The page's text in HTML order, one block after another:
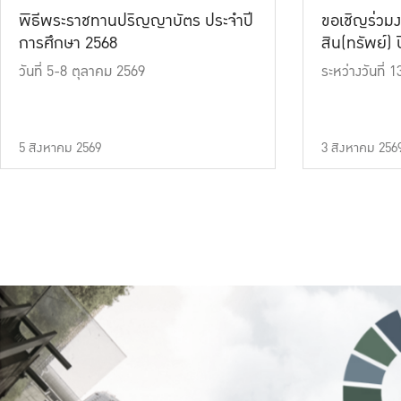
พิธีพระราชทานปริญญาบัตร ประจำปี
การศึกษา 2568
วันที่ 5-8 ตุลาคม 2569
5 สิงหาคม 2569
ขอเชิญร่วม
สิน(ทรัพย์)
ระหว่างวันที่
3 สิงหาคม